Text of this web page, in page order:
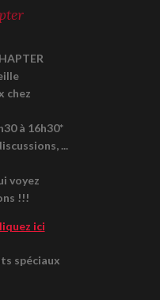
chez
à 16h30*
...
voyez
!!!
ici
spéciaux